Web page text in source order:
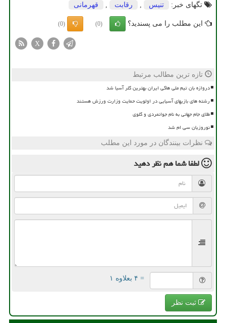
تگهای خبر:
تنیس رقابت قهرمانی
این مطلب را می پسندید؟ (0)
(0)
X
تازه ترین مطالب مرتبط
دروازه بان تیم ملی هاکی ایران بهترین گلر آسیا شد
رشته های بازیهای آسیایی در اولویت حمایت وزارت ورزش هستند
طلای جام جهانی به نام جوانمردی و گلوی
نوروزیان سی ام شد
نظرات بینندگان در مورد این مطلب
لطفا شما همنظر دهید
= ۴ بعلاوه ۱
ثبت نظر